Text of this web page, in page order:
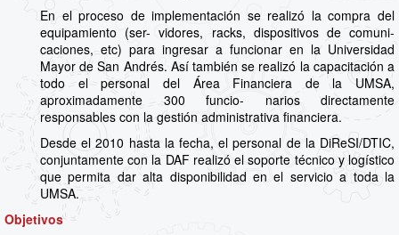
En el proceso de implementación se realizó la compra del
equipamiento (ser- vidores, racks, dispositivos de comuni-
caciones, etc) para ingresar a funcionar en la Universidad
Mayor de San Andrés. Así también se realizó la capacitación a
todo el personal del Área Financiera de la UMSA,
aproximadamente 300 funcio- narios directamente
responsables con la gestión administrativa financiera.
Desde el 2010 hasta la fecha, el personal de la DiReSI/DTIC,
conjuntamente con la DAF realizó el soporte técnico y logístico
que permita dar alta disponibilidad en el servicio a toda la
UMSA.
Objetivos